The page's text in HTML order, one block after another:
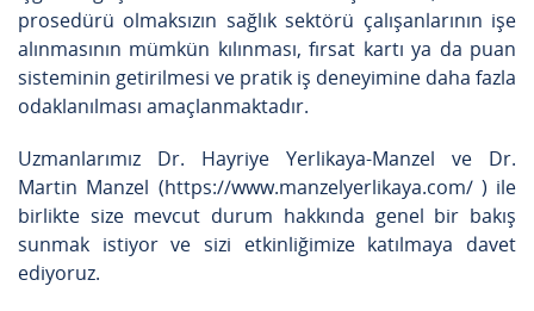
prosedürü olmaksızın sağlık sektörü çalışanlarının işe
alınmasının mümkün kılınması, fırsat kartı ya da puan
sisteminin getirilmesi ve pratik iş deneyimine daha fazla
odaklanılması amaçlanmaktadır.
Uzmanlarımız Dr. Hayriye Yerlikaya-Manzel ve Dr.
Martin Manzel (https://www.manzelyerlikaya.com/ ) ile
birlikte size mevcut durum hakkında genel bir bakış
sunmak istiyor ve sizi etkinliğimize katılmaya davet
ediyoruz.